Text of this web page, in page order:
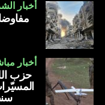
أخبار
أخبار
حزب